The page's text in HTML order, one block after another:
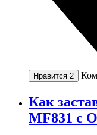
Нравится 2
Как
MF831 c